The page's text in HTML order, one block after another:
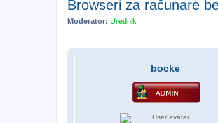
Browseri za računare
Moderator: Urednik
bocke